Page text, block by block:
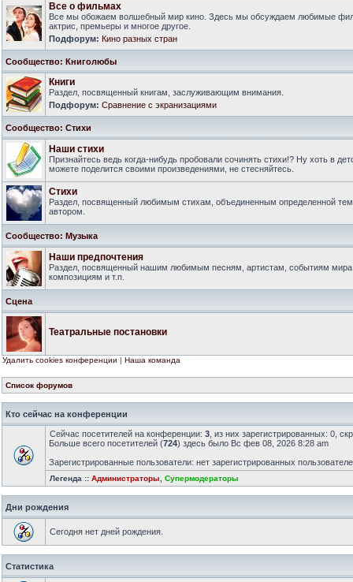
Все о фильмах
Все мы обожаем волшебный мир кино. Здесь мы обсуждаем любимые
актрис, премьеры и многое другое.
Подфорум: Кино разных стран
Сообщество: Книголюбы
Книги
Раздел, посвященный книгам, заслуживающим внимания.
Подфорум: Сравнение с экранизациями
Сообщество: Стихи
Наши стихи
Признайтесь ведь когда-нибудь пробовали сочинять стихи!? Ну хоть в
можете поделится своими произведениями, не стесняйтесь.
Стихи
Раздел, посвященный любимым стихам, объединенным определенной
автором.
Сообщество: Музыка
Наши предпочтения
Раздел, посвященный нашим любимым песням, артистам, событиям
композициям и т.п.
Сцена
Театральные постановки
Удалить cookies конференции | Наша команда
Список форумов
Кто сейчас на конференции
Сейчас посетителей на конференции: 3 , из них зарегистрированных: 0,
Больше всего посетителей (724) здесь было Вс фев 08, 2026 8:28 am
Зарегистрированные пользователи: нет зарегистрированных
Легенда :: Администраторы Супермодераторы
Дни рождения
Сегодня нет дней рождения.
Статистика